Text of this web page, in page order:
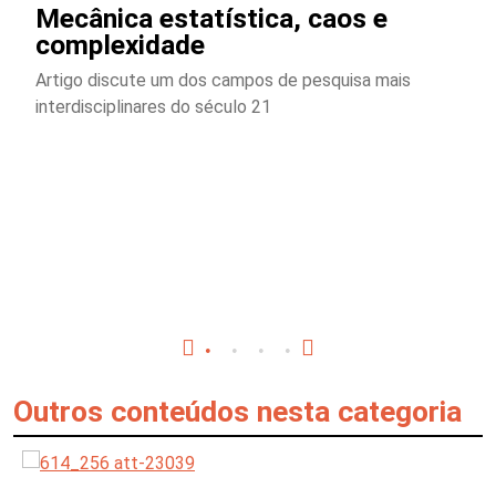
Mecânica estatística, caos e
complexidade
Artigo discute um dos campos de pesquisa mais
interdisciplinares do século 21
Outros conteúdos nesta categoria